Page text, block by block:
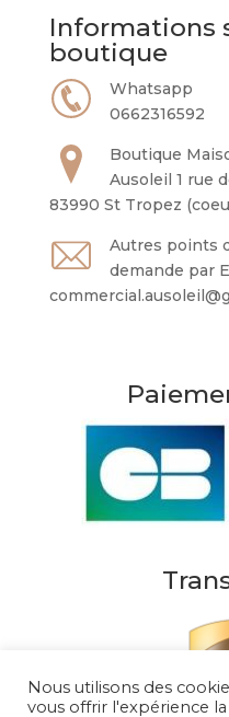
Informations
boutique
Whatsapp
0662316592
Boutique
Ausoleil 1 rue
83990 St Tropez
Autres points
demande par
Nous utilisons des
vous offrir l'expérience